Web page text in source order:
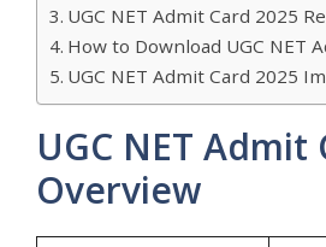
UGC NET Admit Card 2025
How to Download UGC NET
UGC NET Admit Card 2025
UGC NET Admit
Overview